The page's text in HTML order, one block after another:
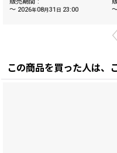
～ 2026年08月 31 日 23:00
この商品を買った人は、